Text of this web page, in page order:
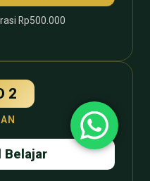
Rp500.000
2
Belajar